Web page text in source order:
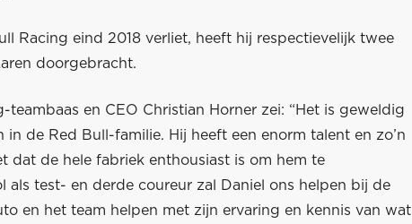
Racing eind 2018 verliet, heeft hij respectievelijk twee
doorgebracht.
teambaas en CEO Christian Horner zei: “Het is geweldig
in de Red Bull-familie. Hij heeft een enorm talent en zo’n
dat de hele fabriek enthousiast is om hem te
als test- en derde coureur zal Daniel ons helpen bij de
en het team helpen met zijn ervaring en kennis van wat